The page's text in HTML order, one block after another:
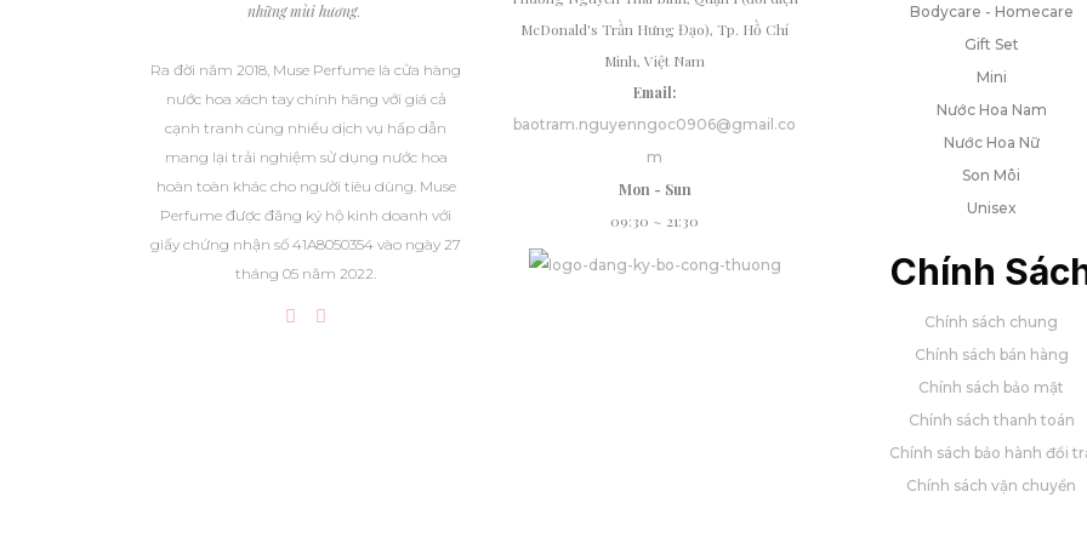
những mùi hương.
Ra đời năm 2018, Muse Perfume là cửa hàng
nước hoa xách tay chính hãng với giá cả
cạnh tranh cùng nhiều dịch vụ hấp dẫn
mang lại trải nghiệm sử dụng nước hoa
hoàn toàn khác cho người tiêu dùng. Muse
Perfume được đăng ký hộ kinh doanh với
giấy chứng nhận số 41A8050354 vào ngày 27
tháng 05 năm 2022.
McDonald's Trần Hưng Đạo), Tp. Hồ Chí
Minh, Việt Nam
Email:
baotram.nguyenngoc0906@gmail.co
m
Mon - Sun
09:30 ~ 21:30
Bodycare - Homecare
Gift Set
Mini
Nước Hoa Nam
Nước Hoa Nữ
Son Môi
Unisex
Chính
Chính sách chung
Chính sách bán hàng
Chính sách bảo mật
Chính sách thanh toán
Chính sách bảo hành đổi
Chính sách vận chuyển